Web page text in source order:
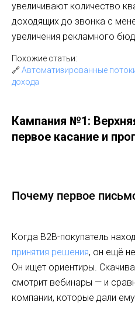
увеличивают количество
доходящих до звонка с
увеличения рекламного
Похожие статьи:
🔗Автоматизированные
дохода
Кампания №1:
первое касание и
Почему первое
Когда B2B-покупатель
принятия решения, он ещё
Он ищет ориентиры.
смотрит вебинары — и
компании, которые дали